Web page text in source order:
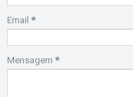
Email *
Mensagem *